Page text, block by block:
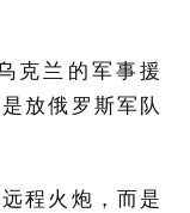
克兰的军事援
放俄罗斯军队
程火炮，而是